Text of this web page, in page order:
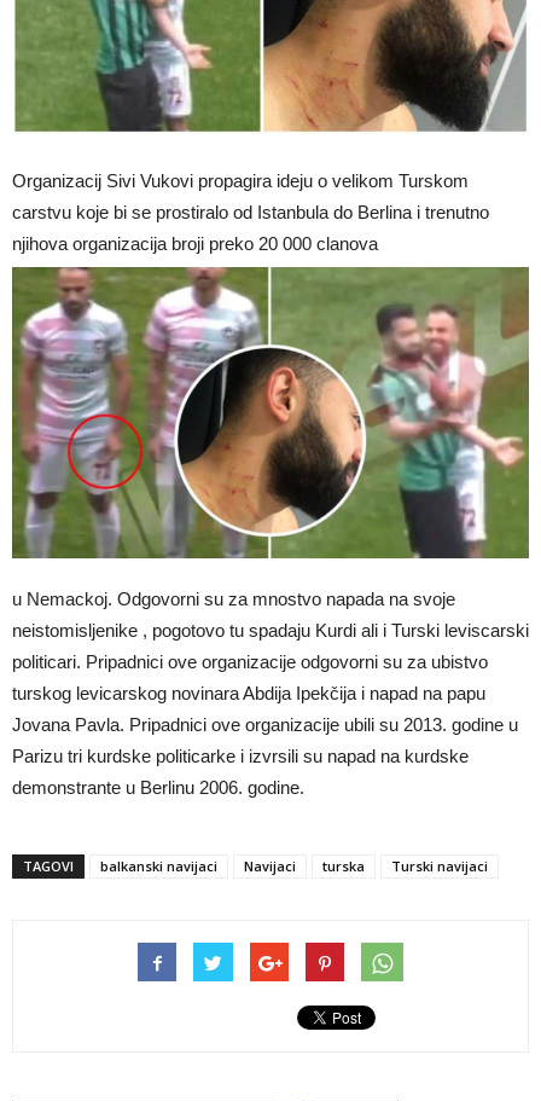
Organizacij Sivi Vukovi propagira ideju o velikom Turskom
carstvu koje bi se prostiralo od Istanbula do Berlina i trenutno
njihova organizacija broji preko 20 000 clanova
u Nemackoj. Odgovorni su za mnostvo napada na svoje
neistomisljenike , pogotovo tu spadaju Kurdi ali i Turski leviscarski
politicari. Pripadnici ove organizacije odgovorni su za ubistvo
turskog levicarskog novinara Abdija Ipekčija i napad na papu
Jovana Pavla. Pripadnici ove organizacije ubili su 2013. godine u
Parizu tri kurdske politicarke i izvrsili su napad na kurdske
demonstrante u Berlinu 2006. godine.
TAGOVI balkanski navijaci Navijaci turska Turski navijaci